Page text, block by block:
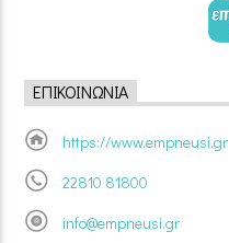
ΕΠΙΚΟΙΝΩΝΊΑ
https://www.empneusi.gr
22810 81800
info@empneusi.gr